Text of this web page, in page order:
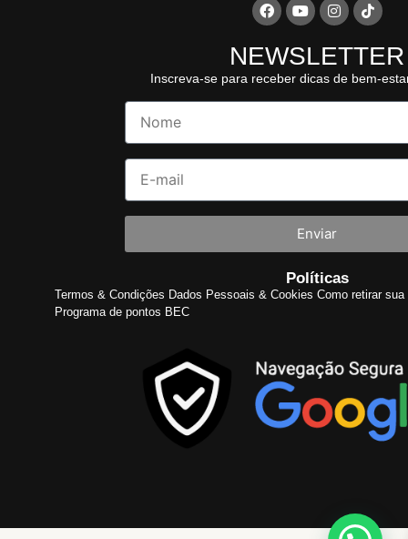
NEWSLETTER
Inscreva-se para receber dicas de bem-
Enviar
Políticas
Termos & Condições Dados Pessoais & Cookies Como retirar
Programa de pontos BEC